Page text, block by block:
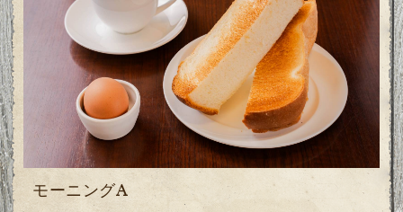
モーニングA